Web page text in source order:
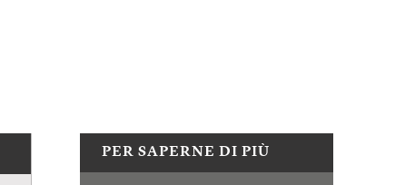
PER SAPERNE DI PIÙ